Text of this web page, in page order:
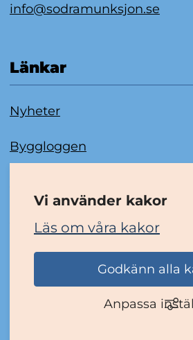
Vi använder kakor
Läs om våra kakor
Godkänn alla
Anpassa
info@sodramunksjon.se
Länkar
Nyheter
Byggloggen
Tillgänglighetsredogörelse